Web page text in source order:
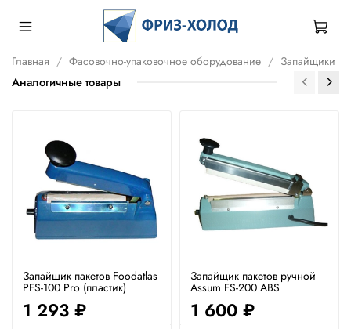
Главная Фасовочно-упаковочное оборудование Запайщики
Аналогичные товары
Запайщик пакетов Foodatlas
PFS-100 Pro (пластик)
1 293 ₽
Запайщик пакетов ручной
Assum FS-200 ABS
1 600 ₽